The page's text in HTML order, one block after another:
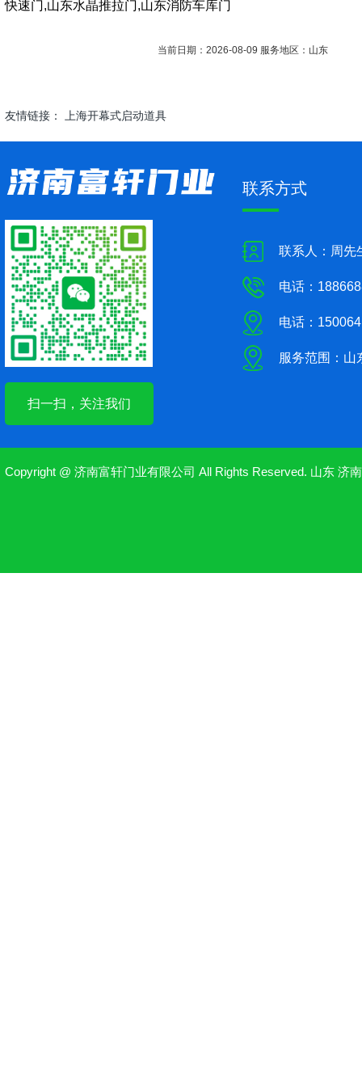
快速门,山东水晶推拉门,山东消防车库门
当前日期：2026-08-09 服务地区：山东
友情链接： 上海开幕式启动道具
扫一扫，关注我们
联系方式
联系人：周先
电话：
电话：
服务范围：山
Copyright @ 济南富轩门业有限公司 All Rights Reserved. 山东 济南